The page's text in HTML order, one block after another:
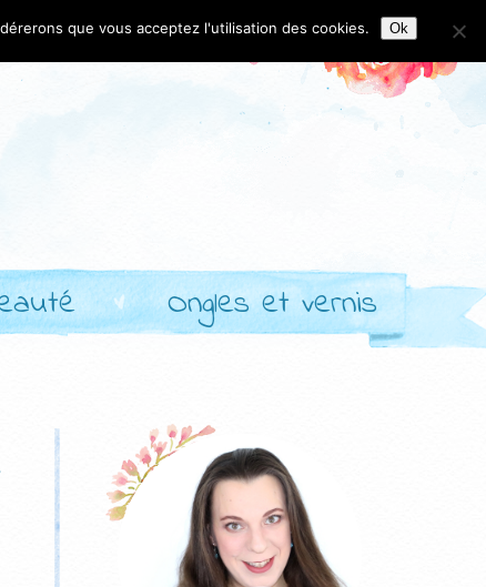
Ongles et vernis
que vous acceptez l'utilisation des cookies. Ok